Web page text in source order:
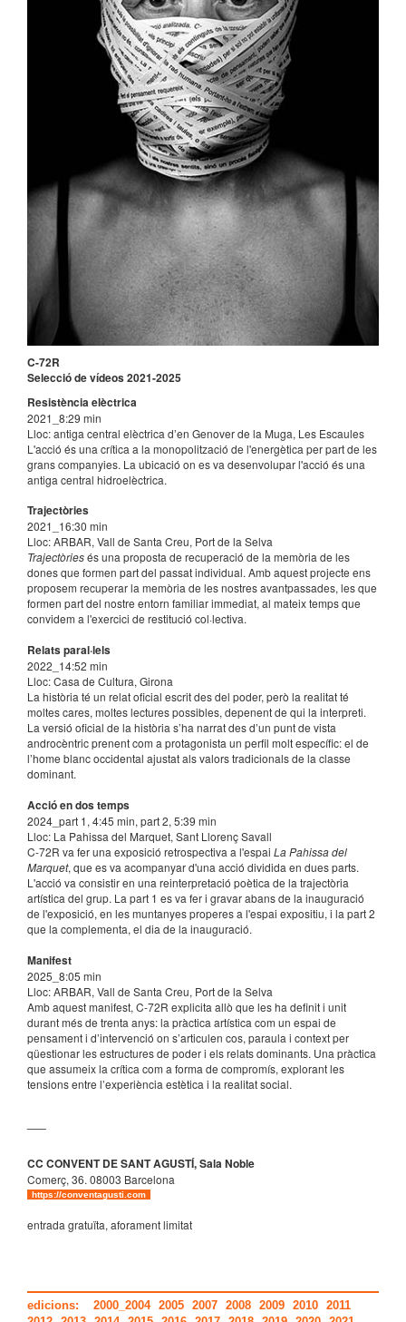
C-72R
Selecció de vídeos 2021-2025
Resistència elèctrica
2021_8:29 min
Lloc: antiga central elèctrica d’en Genover de la Muga, Les Escaules
L'acció és una crítica a la monopolització de l'energètica per part de les
grans companyies. La ubicació on es va desenvolupar l'acció és una
antiga central hidroelèctrica.
Trajectòries
2021_16:30 min
Lloc: ARBAR, Vall de Santa Creu, Port de la Selva
Trajectòriesés una proposta de recuperació de la memòria de les
dones que formen part del passat individual. Amb aquest projecte ens
proposem recuperar la memòria de les nostres avantpassades, les que
formen part del nostre entorn familiar immediat, al mateix temps que
convidem a l'exercici de restitució col·lectiva.
Relats paral·lels
2022_14:52 min
Lloc: Casa de Cultura, Girona
La història té un relat oficial escrit des del poder, però la realitat té
moltes cares, moltes lectures possibles, depenent de qui la interpreti.
La versió oficial de la història s’ha narrat des d’un punt de vista
androcèntric prenent com a protagonista un perfil molt específic: el de
l’home blanc occidental ajustat als valors tradicionals de la classe
dominant.
Acció en dos temps
2024_part 1, 4:45 min, part 2, 5:39 min
Lloc: La Pahissa del Marquet, Sant Llorenç Savall
C-72R va fer una exposició retrospectiva a l'espai La Pahissa del
Marquet, que es va acompanyar d'una acció dividida en dues parts.
L'acció va consistir en una reinterpretació poètica de la trajectòria
artística del grup. La part 1 es va fer i gravar abans de la inauguració
de l'exposició, en les muntanyes properes a l'espai expositiu, i la part 2
que la complementa, el dia de la inauguració.
Manifest
2025_8:05 min
Lloc: ARBAR, Vall de Santa Creu, Port de la Selva
Amb aquest manifest, C-72R explicita allò que les ha definit i unit
durant més de trenta anys: la pràctica artística com un espai de
pensament i d’intervenció on s’articulen cos, paraula i context per
qüestionar les estructures de poder i els relats dominants. Una pràctica
que assumeix la crítica com a forma de compromís, explorant les
tensions entre l’experiència estètica i la realitat social.
CC CONVENT DE SANT AGUSTÍ, Sala Noble
Comerç, 36. 08003 Barcelona
https://conventagusti.com
entrada gratuïta, aforament limitat
edicions: 2000_2004 2005 2007 2008 2009 2010 2011